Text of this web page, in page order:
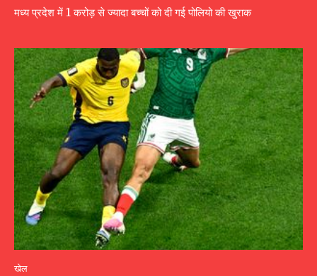
मध्य प्रदेश में 1 करोड़ से ज्यादा बच्चों को दी गई पोलियो की खुराक
खेल